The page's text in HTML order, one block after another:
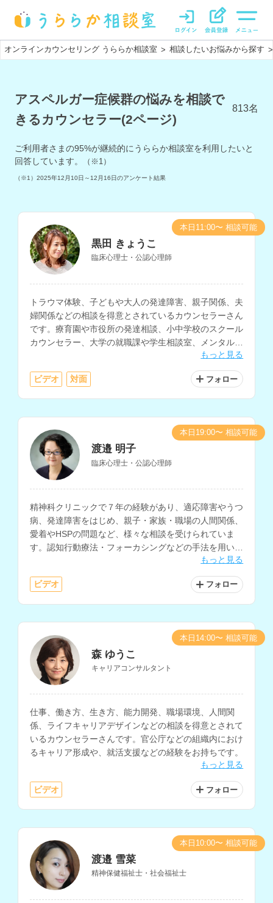
オンラインカウンセリング うららか相談室 > 相談したいお悩みから探す >
アスペルガー症候群の悩みを相談で
きるカウンセラー(2ページ)
813名
ご利用者さまの95%が継続的にうららか相談室を利用したいと
回答しています。
（※1）
（※1） 2025年12月10日～12月16日のアンケート結果
黒田 きょうこ
臨床心理士・公認心理師
トラウマ体験、子どもや大人の発達障害、親子関係、夫
婦関係などの相談を得意とされているカウンセラーさん
です。療育園や市役所の発達相談、小中学校のスクール
カウンセラー、大学の就職課や学生相談室、メンタルク
もっと見る
ビデオ 対面 フォロー
本日11:00〜 相談可能
渡邉 明子
臨床心理士・公認心理師
精神科クリニックで７年の経験があり、適応障害やうつ
病、発達障害をはじめ、親子・家族・職場の人間関係、
愛着やHSPの問題など、様々な相談を受けられていま
す。認知行動療法・フォーカシングなどの手法を用いて
自己理解を深めるサポートも行っておられます。もっと見る
ビデオ フォロー
本日19:00〜 相談可能
森 ゆうこ
キャリアコンサルタント
仕事、働き方、生き方、能力開発、職場環境、人間関
係、ライフキャリアデザインなどの相談を得意とされて
いるカウンセラーさんです。官公庁などの組織内におけ
るキャリア形成や、就活支援などの経験をお持ちです。
もっと見る
ビデオ フォロー
本日14:00〜 相談可能
渡邉 雪菜
精神保健福祉士・社会福祉士
本日10:00〜 相談可能